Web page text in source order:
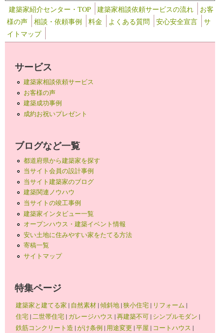
建築家紹介センター・TOP 建築家相談依頼サービスの流れ
お客
様の声
相談・依頼事例 料金 よくある質問 安心安全宣言
サ
イトマップ
サービス
建築家相談依頼サービス
お客様の声
建築成功事例
成約お祝いプレゼント
ブログなど一覧
都道府県から建築家を探す
当サイト会員の設計事例
当サイト建築家のブログ
建築関連ノウハウ
当サイトの竣工事例
建築家インタビュー一覧
オープンハウス・建築イベント情報
安い土地に住みやすい家をたてる方法
寄稿一覧
サイトマップ
特集ページ
建築家と建てる家 | 自然素材|傾斜地|狭小住宅| リフォーム |
住宅|二世帯住宅| ガレージハウス |再建築不可| シンプルモダン |
鉄筋コンクリート造 |がけ条例 | 用途変更 |平屋 | コートハウス |